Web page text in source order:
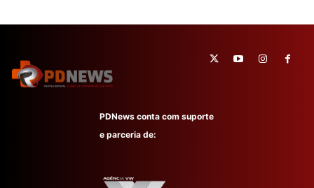
PDNews conta com suporte
e parceria de: